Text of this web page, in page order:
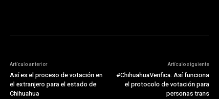
Artículo anterior
Así es el proceso de votación en
el extranjero para el estado de
Chihuahua
Artículo siguiente
#ChihuahuaVerifica: Así funciona
el protocolo de votación para
personas trans